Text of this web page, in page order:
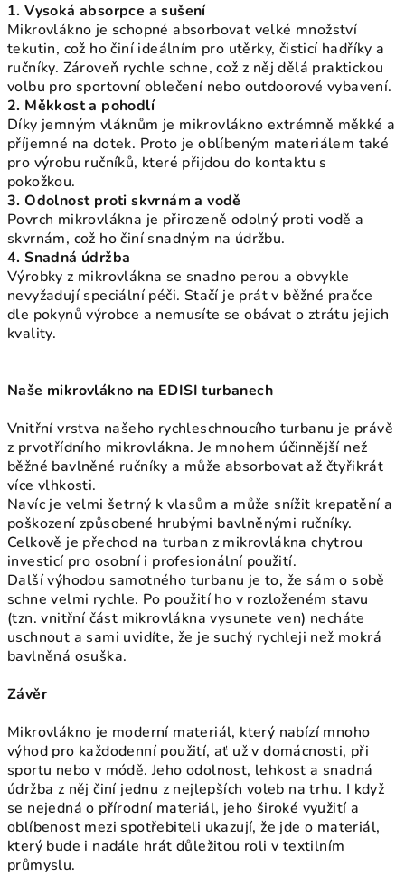
1. Vysoká absorpce a sušení
Mikrovlákno je schopné absorbovat velké množství
tekutin, což ho činí ideálním pro utěrky, čisticí hadříky a
ručníky. Zároveň rychle schne, což z něj dělá praktickou
volbu pro sportovní oblečení nebo outdoorové vybavení.
2. Měkkost a pohodlí
Díky jemným vláknům je mikrovlákno extrémně měkké a
příjemné na dotek. Proto je oblíbeným materiálem také
pro výrobu ručníků, které přijdou do kontaktu s
pokožkou.
3. Odolnost proti skvrnám a vodě
Povrch mikrovlákna je přirozeně odolný proti vodě a
skvrnám, což ho činí snadným na údržbu.
4. Snadná údržba
Výrobky z mikrovlákna se snadno perou a obvykle
nevyžadují speciální péči. Stačí je prát v běžné pračce
dle pokynů výrobce a nemusíte se obávat o ztrátu jejich
kvality.
Naše mikrovlákno na EDISI turbanech
Vnitřní vrstva našeho rychleschnoucího turbanu je právě
z prvotřídního mikrovlákna. Je mnohem účinnější než
běžné bavlněné ručníky a může absorbovat až čtyřikrát
více vlhkosti.
Navíc je velmi šetrný k vlasům a může snížit krepatění a
poškození způsobené hrubými bavlněnými ručníky.
Celkově je přechod na turban z mikrovlákna chytrou
investicí pro osobní i profesionální použití.
Další výhodou samotného turbanu je to, že sám o sobě
schne velmi rychle. Po použití ho v rozloženém stavu
(tzn. vnitřní část mikrovlákna vysunete ven) necháte
uschnout a sami uvidíte, že je suchý rychleji než mokrá
bavlněná osuška.
Závěr
Mikrovlákno je moderní materiál, který nabízí mnoho
výhod pro každodenní použití, ať už v domácnosti, při
sportu nebo v módě. Jeho odolnost, lehkost a snadná
údržba z něj činí jednu z nejlepších voleb na trhu. I když
se nejedná o přírodní materiál, jeho široké využití a
oblíbenost mezi spotřebiteli ukazují, že jde o materiál,
který bude i nadále hrát důležitou roli v textilním
průmyslu.